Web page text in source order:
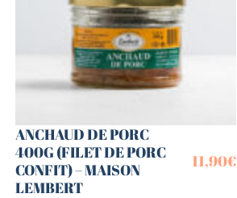
Nos quatre pattes
Petit déjeuner
Sucres
ANCHAUD DE PORC
400G (FILET DE PORC
CONFIT) – MAISON
LEMBERT
11,90€